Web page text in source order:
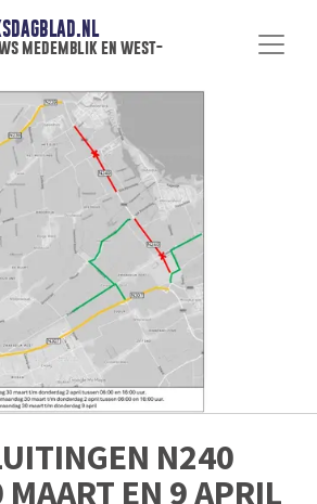
medemblik en west-
N240
EN 9 APRIL